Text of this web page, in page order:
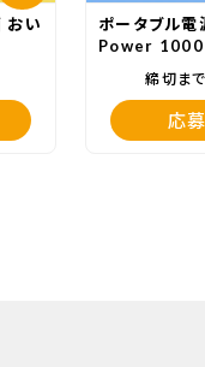
おい
ポータブル電
Power
締切ま
応